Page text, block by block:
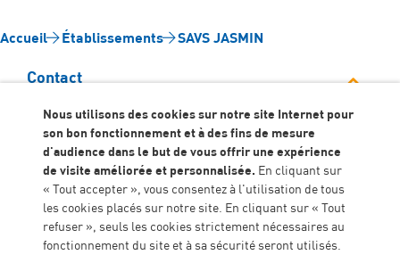
Accueil Établissements SAVS JASMIN
Contact
SAVS JASMIN
05 53 66 76 58
savs.jasmin@algeei.org
7 boulevard de la Liberté, 47000 Agen
Sommaire
Nous utilisons des cookies sur notre site Internet pour
son bon fonctionnement et à des fins de mesure
d'audience dans le but de vous offrir une expérience
de visite améliorée et personnalisée. En cliquant sur
« Tout accepter », vous consentez à l'utilisation de tous
les cookies placés sur notre site. En cliquant sur « Tout
refuser », seuls les cookies strictement nécessaires au
fonctionnement du site et à sa sécurité seront utilisés.